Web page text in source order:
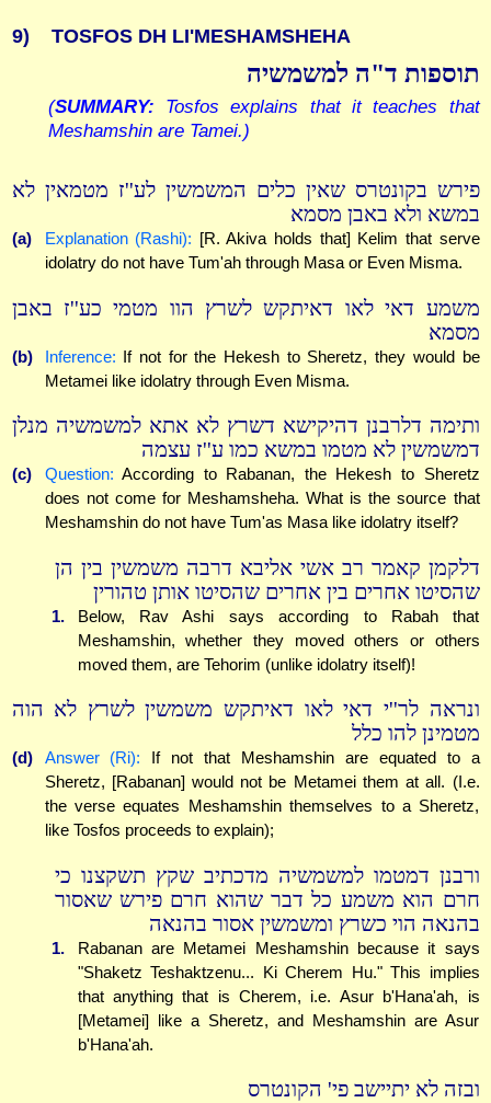
9) TOSFOS DH LI'MESHAMSHEHA
תוספות ד"ה למשמשיה
(SUMMARY: Tosfos explains that it teaches that
Meshamshin are Tamei.)
פירש בקונטרס שאין כלים המשמשין לע''ז מטמאין לא
במשא ולא באבן מסמא
(a) Explanation (Rashi): [R. Akiva holds that] Kelim that serve
idolatry do not have Tum'ah through Masa or Even Misma.
משמע דאי לאו דאיתקש לשרץ הוו מטמי כע''ז באבן
מסמא
(b) Inference: If not for the Hekesh to Sheretz, they would be
Metamei like idolatry through Even Misma.
ותימה דלרבנן דהיקישא דשרץ לא אתא למשמשיה מנלן
דמשמשין לא מטמו במשא כמו ע''ז עצמה
(c) Question: According to Rabanan, the Hekesh to Sheretz
does not come for Meshamsheha. What is the source that
Meshamshin do not have Tum'as Masa like idolatry itself?
דלקמן קאמר רב אשי אליבא דרבה משמשין בין הן
שהסיטו אחרים בין אחרים שהסיטו אותן טהורין
1.
Below, Rav Ashi says according to Rabah that
Meshamshin, whether they moved others or others
moved them, are Tehorim (unlike idolatry itself)!
ונראה לר''י דאי לאו דאיתקש משמשין לשרץ לא הוה
מטמינן להו כלל
(d) Answer (Ri): If not that Meshamshin are equated to a
Sheretz, [Rabanan] would not be Metamei them at all. (I.e.
the verse equates Meshamshin themselves to a Sheretz,
like Tosfos proceeds to explain);
ורבנן דמטמו למשמשיה מדכתיב שקץ תשקצנו כי
חרם הוא משמע כל דבר שהוא חרם פירש שאסור
בהנאה הוי כשרץ ומשמשין אסור בהנאה
1.
Rabanan are Metamei Meshamshin because it says
"Shaketz Teshaktzenu... Ki Cherem Hu." This implies
that anything that is Cherem, i.e. Asur b'Hana'ah, is
[Metamei] like a Sheretz, and Meshamshin are Asur
b'Hana'ah.
ובזה לא יתיישב פי' הקונטרס